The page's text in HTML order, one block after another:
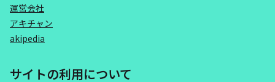
運営会社
アキチャン
akipedia
サイトの利用について